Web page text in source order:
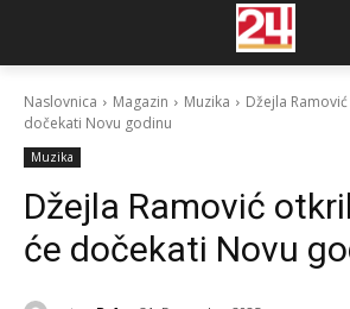
Naslovnica Magazin Muzika
Džejla
dočekati Novu godinu
Muzika
Džejla Ramović
će dočekati Novu